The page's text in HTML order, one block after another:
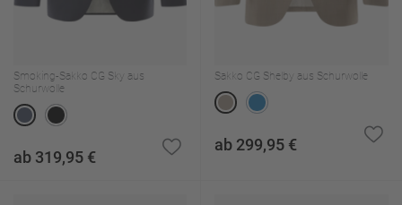
Smoking-Sakko CG Sky aus
Schurwolle
ab 319,95 €
Sakko CG Shelby aus Schurwolle
ab 299,95 €